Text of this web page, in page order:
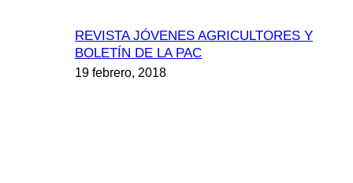
REVISTA JÓVENES AGRICULTORES Y
BOLETÍN DE LA PAC
19 febrero, 2018